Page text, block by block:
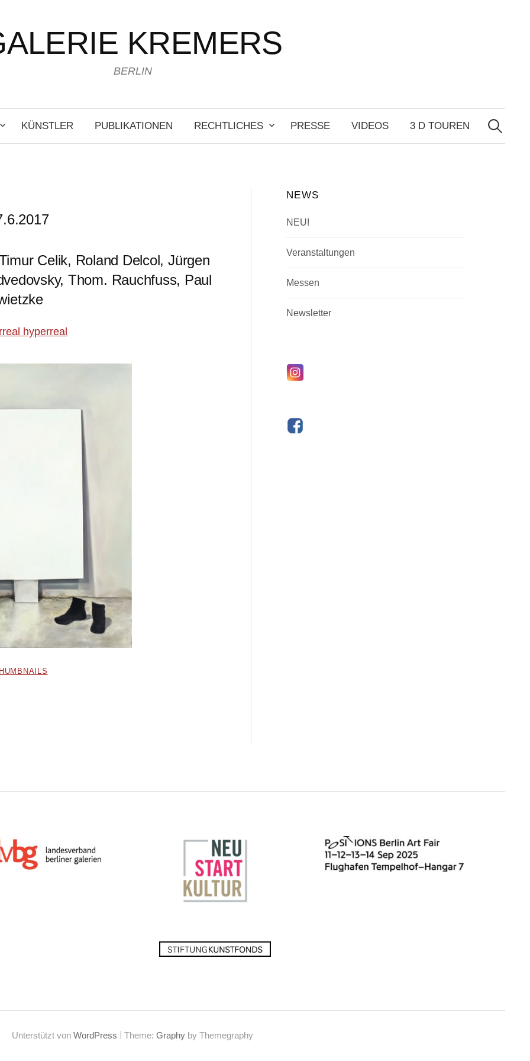
KREMERS
BERLIN
KÜNSTLER PUBLIKATIONEN RECHTLICHES PRESSE VIDEOS 3 D TOUREN
Suchen
nach:
Celik, Roland Delcol, Jürgen
Thom. Rauchfuss, Paul
hyperreal
NEWS
NEU!
Veranstaltungen
Messen
Newsletter
Unterstützt von WordPress Theme: Graphy by Themegraphy